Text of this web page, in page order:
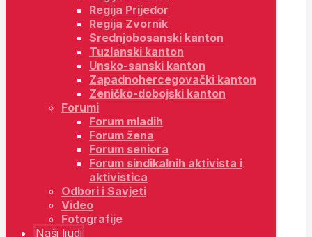
Regija Prijedor
Regija Zvornik
Srednjobosanski kanton
Tuzlanski kanton
Unsko-sanski kanton
Zapadnohercegovački kanton
Zeničko-dobojski kanton
Forumi
Forum mladih
Forum žena
Forum seniora
Forum sindikalnih aktivista i
aktivistica
Odbori i Savjeti
Video
Fotografije
Naši ljudi